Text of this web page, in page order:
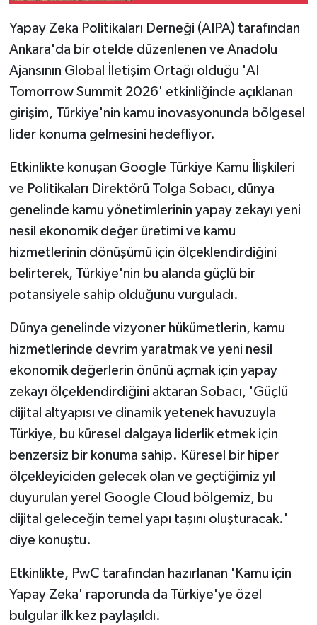
Yapay Zeka Politikaları Derneği (AIPA) tarafından
Ankara'da bir otelde düzenlenen ve Anadolu
Ajansının Global İletişim Ortağı olduğu 'AI
Tomorrow Summit 2026' etkinliğinde açıklanan
girişim, Türkiye'nin kamu inovasyonunda bölgesel
lider konuma gelmesini hedefliyor.
Etkinlikte konuşan Google Türkiye Kamu İlişkileri
ve Politikaları Direktörü Tolga Sobacı, dünya
genelinde kamu yönetimlerinin yapay zekayı yeni
nesil ekonomik değer üretimi ve kamu
hizmetlerinin dönüşümü için ölçeklendirdiğini
belirterek, Türkiye'nin bu alanda güçlü bir
potansiyele sahip olduğunu vurguladı.
Dünya genelinde vizyoner hükümetlerin, kamu
hizmetlerinde devrim yaratmak ve yeni nesil
ekonomik değerlerin önünü açmak için yapay
zekayı ölçeklendirdiğini aktaran Sobacı, 'Güçlü
dijital altyapısı ve dinamik yetenek havuzuyla
Türkiye, bu küresel dalgaya liderlik etmek için
benzersiz bir konuma sahip. Küresel bir hiper
ölçekleyiciden gelecek olan ve geçtiğimiz yıl
duyurulan yerel Google Cloud bölgemiz, bu
dijital geleceğin temel yapı taşını oluşturacak.'
diye konuştu.
Etkinlikte, PwC tarafından hazırlanan 'Kamu için
Yapay Zeka' raporunda da Türkiye'ye özel
bulgular ilk kez paylaşıldı.